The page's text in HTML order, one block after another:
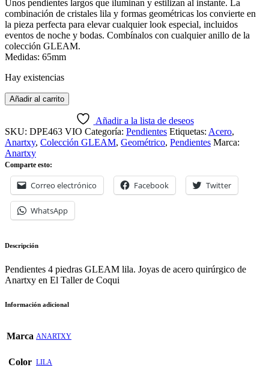
Unos pendientes largos que iluminan y estilizan al instante. La
combinación de cristales lila y formas geométricas los convierte en
la pieza perfecta para elevar cualquier look especial, incluidos
eventos de noche y bodas. Combínalos con cualquier anillo de la
colección GLEAM.
Medidas: 65mm
Hay existencias
Añadir al carrito
Añadir a la lista de deseos
SKU: DPE463 VIO Categoría: Pendientes Etiquetas: Acero,
Anartxy, Colección GLEAM, Geométrico, Pendientes Marca:
Anartxy
Comparte esto:
Correo electrónico Facebook Twitter
WhatsApp
Descripción
Pendientes 4 piedras GLEAM lila. Joyas de acero quirúrgico de
Anartxy en El Taller de Coqui
Información adicional
Marca ANARTXY
Color LILA